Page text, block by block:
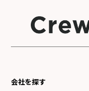
会社を探す